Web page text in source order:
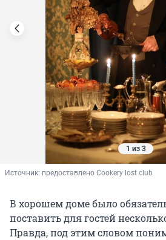
1 из 3
Источник: предоставлено Cookery lost club
В хорошем доме было
поставить для гостей
Правда, под этим словом